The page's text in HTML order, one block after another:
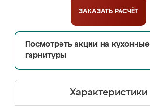
ЗАКАЗАТЬ РАСЧЁТ
Посмотреть акции на кухонные
гарнитуры
Характеристики